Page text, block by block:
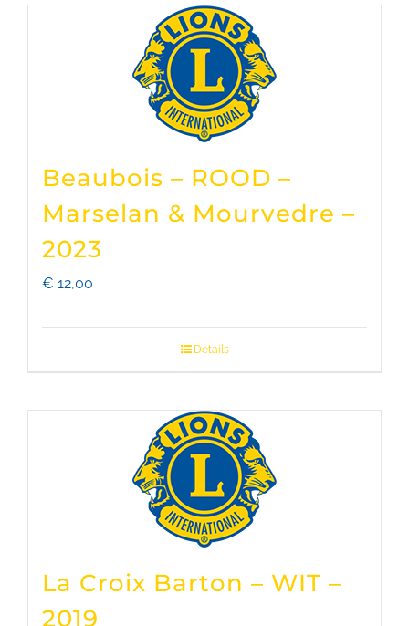
Beaubois – ROOD –
Marselan & Mourvedre –
2023
€ 12,00
Details
La Croix Barton – WIT –
2019